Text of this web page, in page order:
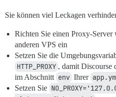
Sie können viel Leckagen
Richten Sie einen Proxy-
anderen VPS ein
Setzen Sie die
HTTP_PROXY , damit Discourse
im Abschnitt env Ihrer
Setzen Sie